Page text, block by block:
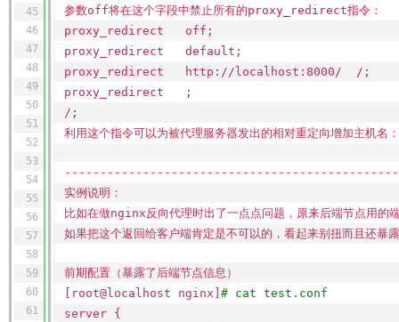
45
46
47
48
49
50
51
52
53
54
55
56
57
58
59
60
61
参数off将在这个字段中禁止所有的proxy_redirect指令：
proxy_redirect off;
proxy_redirect default;
proxy_redirect http: //localhost :8000/ /;
proxy_redirect ;
/;
利用这个指令可以为被代理服务器发出的相对重定向增加主机名：
实例说明：
比如在做nginx反向代理时出了一点点问题，原来后端节点
如果把这个返回给客户端肯定是不可以的，看起来别扭而且
前期配置（暴露了后端节点信息）
[root@localhost nginx] # cat test.conf
server {